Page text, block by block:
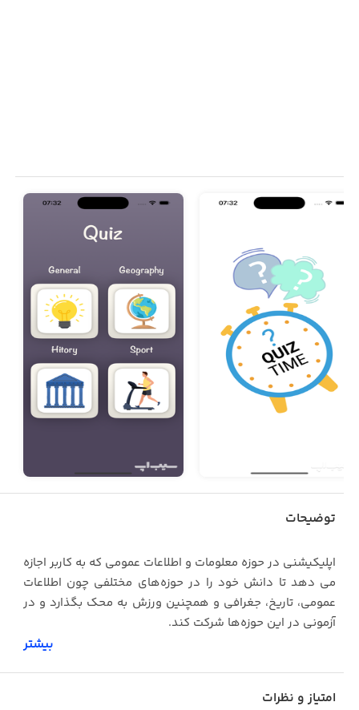
توضیحات
اپلیکیشنی در حوزه معلومات و اطلاعات عمومی که به کاربر اجازه
می دهد تا دانش خود را در حوزه‌های مختلفی چون اطلاعات
عمومی، تاریخ، جغرافی و همچنین ورزش به محک بگذارد و در
آزمونی در این حوزه‌ها شرکت کند.
بیشتر
امتیاز و نظرات